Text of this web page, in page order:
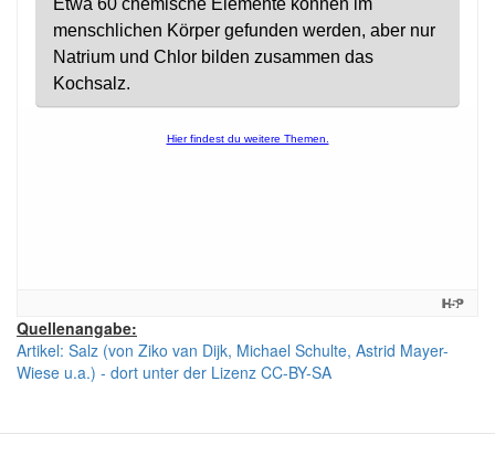
Quellenangabe:
Artikel: Salz (von Ziko van Dijk, Michael Schulte, Astrid Mayer-
Wiese u.a.) - dort unter der Lizenz CC-BY-SA